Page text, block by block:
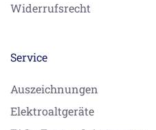
Widerrufsrecht
Service
Auszeichnungen
Elektroaltgeräte